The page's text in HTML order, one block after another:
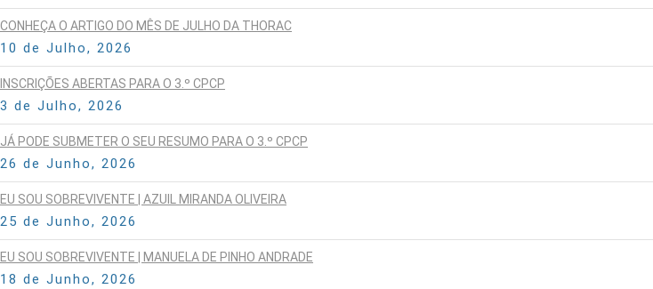
CONHEÇA O ARTIGO DO MÊS DE JULHO DA THORAC
10 de Julho, 2026
INSCRIÇÕES ABERTAS PARA O 3.º CPCP
3 de Julho, 2026
JÁ PODE SUBMETER O SEU RESUMO PARA O 3.º CPCP
26 de Junho, 2026
EU SOU SOBREVIVENTE | AZUIL MIRANDA OLIVEIRA
25 de Junho, 2026
EU SOU SOBREVIVENTE | MANUELA DE PINHO ANDRADE
18 de Junho, 2026